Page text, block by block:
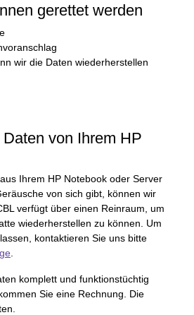
gerettet werden
wir die Daten wiederherstellen
von Ihrem HP
Ihrem HP Notebook oder Server
von sich gibt, können wir
verfügt über einen Reinraum, um
wiederherstellen zu können. Um
kontaktieren Sie uns bitte
komplett und funktionstüchtig
Sie eine Rechnung. Die